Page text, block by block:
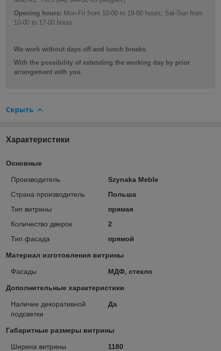
Opening hours: Mon-Fri from 10-00 to 19-00 hours; Sat-Sun from
10-00 to 17-00 hours
We work without days off and lunch breaks.
With the possibility of extending the working day by prior
arrangement with you.
Скрыть
Характеристики
Основные
Производитель
Szynaka Meble
Страна производитель
Польша
Тип витрины
прямая
Количество дверок
2
Тип фасада
прямой
Материал изготовления витрины
Фасады МДФ, стекло
Дополнительные характеристики
Наличие декоративной
подсветки
Да
Габаритные размеры витрины
Ширина витрины
1180